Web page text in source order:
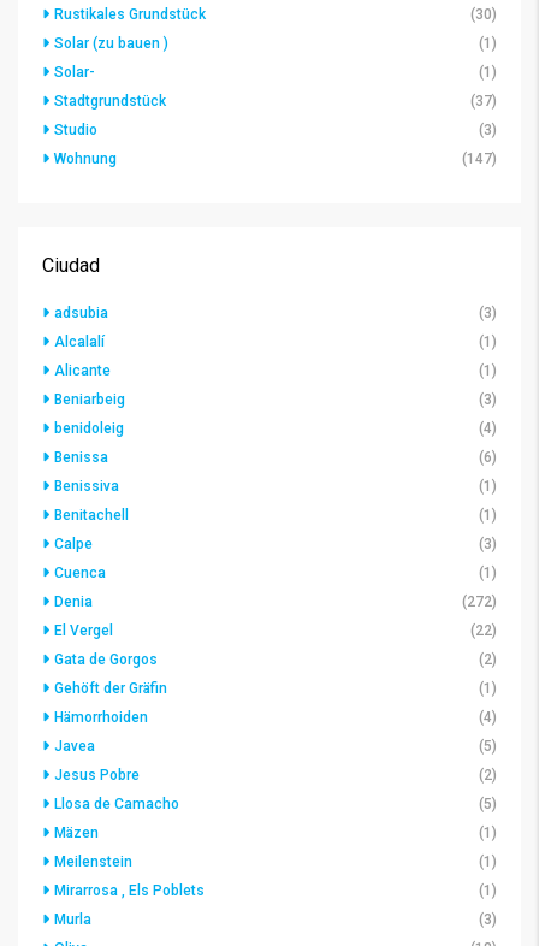
Rustikales Grundstück
(30)
Solar (zu bauen )
(1)
Solar-
(1)
Stadtgrundstück
(37)
Studio
(3)
Wohnung
(147)
Ciudad
adsubia
(3)
Alcalalí
(1)
Alicante
(1)
Beniarbeig
(3)
benidoleig
(4)
Benissa
(6)
Benissiva
(1)
Benitachell
(1)
Calpe
(3)
Cuenca
(1)
Denia
(272)
El Vergel
(22)
Gata de Gorgos
(2)
Gehöft der Gräfin
(1)
Hämorrhoiden
(4)
Javea
(5)
Jesus Pobre
(2)
Llosa de Camacho
(5)
Mäzen
(1)
Meilenstein
(1)
Mirarrosa , Els Poblets
(1)
Murla
(3)